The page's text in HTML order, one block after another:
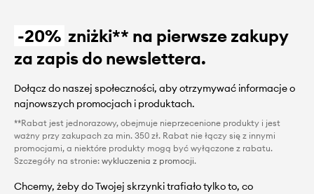
-20% zniżki** na pierwsze zakupy
za zapis do newslettera.
Dołącz do naszej społeczności, aby otrzymywać informacje o
najnowszych promocjach i produktach.
**Rabat jest jednorazowy, obejmuje nieprzecenione produkty i jest
ważny przy zakupach za min. 350 zł. Rabat nie łączy się z innymi
promocjami, a niektóre produkty mogą być wyłączone z rabatu.
Szczegóły na stronie: wykluczenia z promocji.
Chcemy, żeby do Twojej skrzynki trafiało tylko to, co